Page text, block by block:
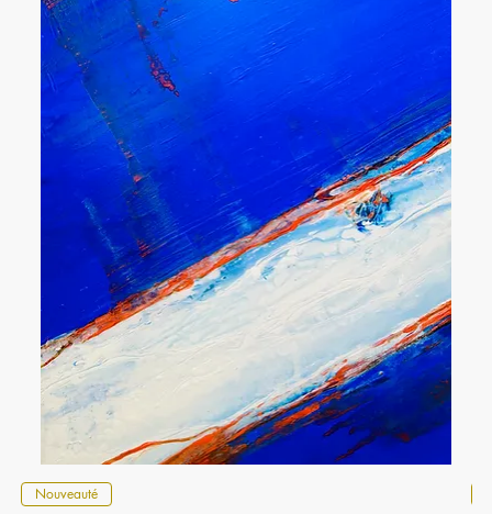
Nouveauté